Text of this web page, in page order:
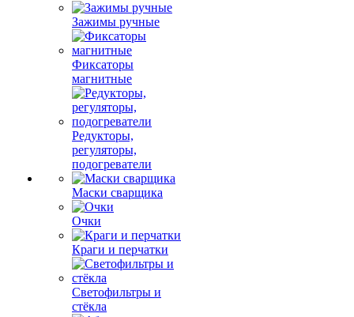
Зажимы ручные
Фиксаторы
магнитные
Редукторы,
регуляторы,
подогреватели
Маски сварщика
Очки
Краги и перчатки
Светофильтры и
стёкла